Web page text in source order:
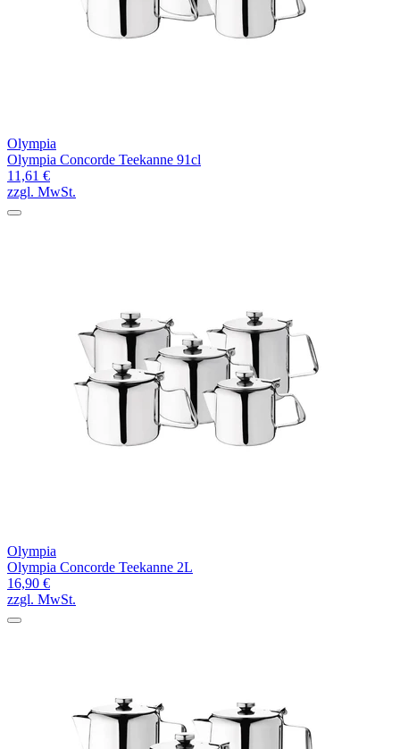
Olympia
Olympia Concorde Teekanne 91cl
11,61 €
zzgl. MwSt.
Olympia
Olympia Concorde Teekanne 2L
16,90 €
zzgl. MwSt.